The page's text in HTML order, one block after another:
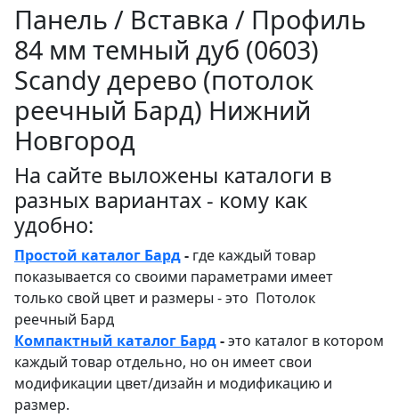
Панель / Вставка / Профиль
84 мм темный дуб (0603)
Sсandy дерево (потолок
реечный Бард) Нижний
Новгород
На сайте выложены каталоги в
разных вариантах - кому как
удобно:
Простой каталог Бард- где каждый товар
показывается со своими параметрами имеет
только свой цвет и размеры - это Потолок
реечный Бард
Компактный каталог Бард-это каталог в котором
каждый товар отдельно, но он имеет свои
модификации цвет/дизайн и модификацию и
размер.